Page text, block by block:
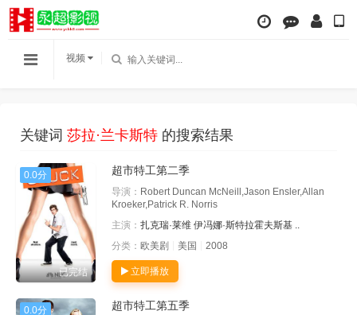
视频
关键词 莎拉·兰卡斯特 的搜索结果
0.0分
已完结
超市特工第二季
导演： Robert Duncan McNeill,Jason Ensler,Allan
Kroeker,Patrick R. Norris
主演： 扎克瑞·莱维 伊冯娜·斯特拉霍夫斯基 ..
分类： 欧美剧 美国 2008
立即播放
0.0分 超市特工第五季